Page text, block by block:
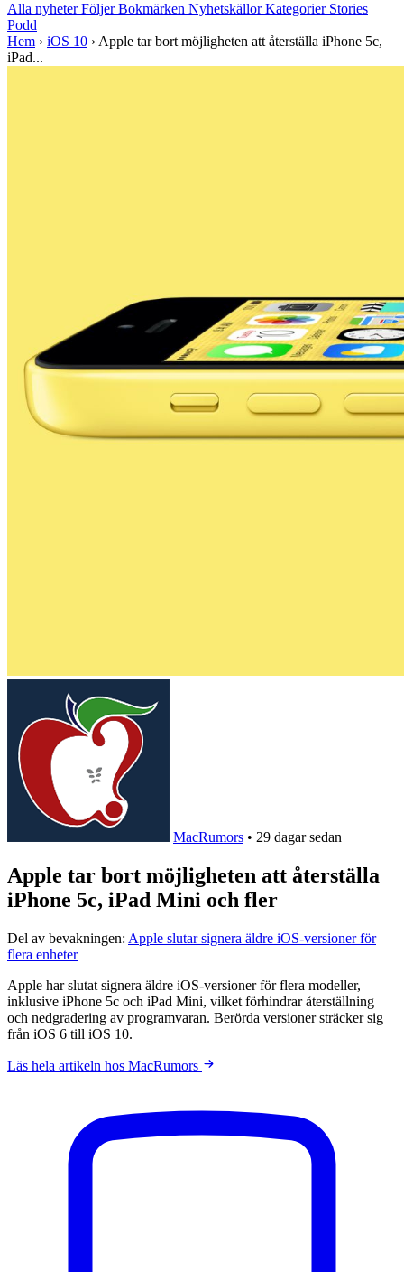
Alla nyheterFöljerBokmärken NyhetskällorKategorier Stories
Podd
Hem › iOS 10 › Apple tar bort möjligheten att återställa iPhone 5c,
iPad...
MacRumors • 29 dagar sedan
Apple tar bort möjligheten att återställa
iPhone 5c, iPad Mini och fler
Del av bevakningen: Apple slutar signera äldre iOS-versioner för
flera enheter
Apple har slutat signera äldre iOS-versioner för flera modeller,
inklusive iPhone 5c och iPad Mini, vilket förhindrar återställning
och nedgradering av programvaran. Berörda versioner sträcker sig
från iOS 6 till iOS 10.
Läs hela artikeln hos MacRumors